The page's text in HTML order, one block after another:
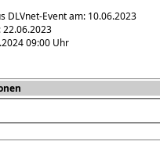
Event am: 10.06.2023
22.06.2023
09:00 Uhr